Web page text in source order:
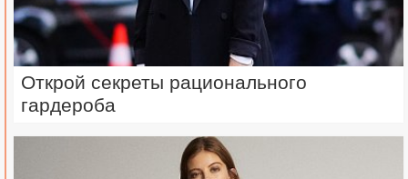
Открой секреты рационального
гардероба